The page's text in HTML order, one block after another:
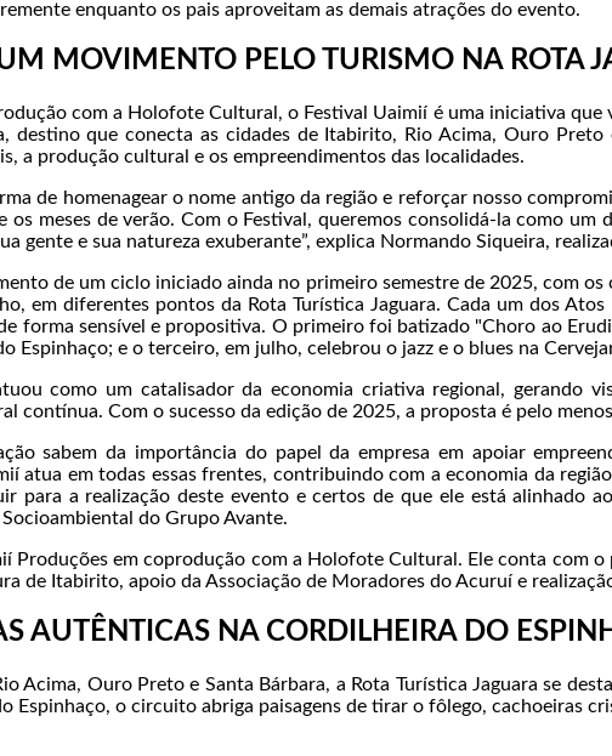
enquanto os pais aproveitam as demais atrações do evento.
MOVIMENTO PELO TURISMO NA ROTA
com a Holofote Cultural, o Festival Uaimií é uma iniciativa
destino que conecta as cidades de Itabirito, Rio Acima, Ouro
a produção cultural e os empreendimentos das localidades.
de homenagear o nome antigo da região e reforçar nosso
os meses de verão. Com o Festival, queremos consolidá-la como
gente e sua natureza exuberante”, explica Normando Siqueira,
de um ciclo iniciado ainda no primeiro semestre de 2025, com os
em diferentes pontos da Rota Turística Jaguara. Cada um dos
forma sensível e propositiva. O primeiro foi batizado "Choro ao
Espinhaço; e o terceiro, em julho, celebrou o jazz e o blues na
como um catalisador da economia criativa regional, gerando
contínua. Com o sucesso da edição de 2025, a proposta é pelo
sabem da importância do papel da empresa em apoiar
atua em todas essas frentes, contribuindo com a economia da
para a realização deste evento e certos de que ele está alinhado
do Grupo Avante.
Produções em coprodução com a Holofote Cultural. Ele conta com
de Itabirito, apoio da Associação de Moradores do Acuruí e
AUTÊNTICAS NA CORDILHEIRA DO
Acima, Ouro Preto e Santa Bárbara, a Rota Turística Jaguara se
Espinhaço, o circuito abriga paisagens de tirar o fôlego, cachoeiras